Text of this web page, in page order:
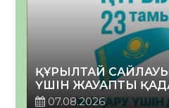
ҚҰРЫЛТАЙ
ҮШІН ЖАУАПТЫ
07.08.2026